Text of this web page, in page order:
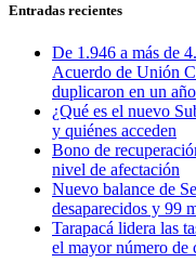
Entradas recientes
De 1.946 a más de
Acuerdo de Unión
duplicaron en un año
¿Qué es el nuevo
y quiénes acceden
Bono de
nivel de afectación
Nuevo balance de
desaparecidos y 99
Tarapacá lidera las
el mayor número de